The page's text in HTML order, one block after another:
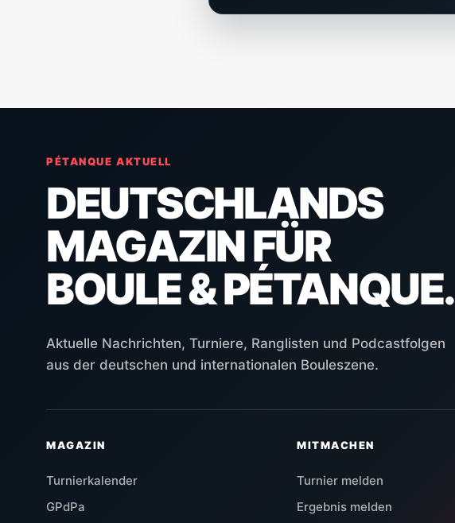
PÉTANQUE AKTUELL
DEUTSCHLANDS
MAGAZIN FÜR
BOULE & PÉTANQUE.
Aktuelle Nachrichten, Turniere, Ranglisten und Podcastfolgen
aus der deutschen und internationalen Bouleszene.
MAGAZIN
Turnierkalender
GPdPa
MITMACHEN
Turnier melden
Ergebnis melden